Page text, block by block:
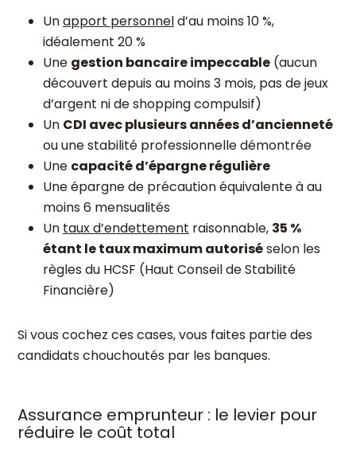
Unapport personneld’au moins 10 %,
idéalement 20 %
Une gestion bancaire impeccable (aucun
découvert depuis au moins 3 mois, pas de jeux
d’argent ni de shopping compulsif)
Un CDI avec plusieurs années d’ancienneté
ou une stabilité professionnelle démontrée
Une capacité d’épargne régulière
Une épargne de précaution équivalente à au
moins 6 mensualités
Un taux d’endettement raisonnable, 35 %
étant le taux maximum autoriséselon les
règles du HCSF (Haut Conseil de Stabilité
Financière)
Si vous cochez ces cases, vous faites partie des
candidats chouchoutés par les banques.
Assurance emprunteur : le levier pour
réduire le coût total